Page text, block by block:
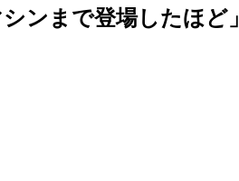
ンまで登場したほど」